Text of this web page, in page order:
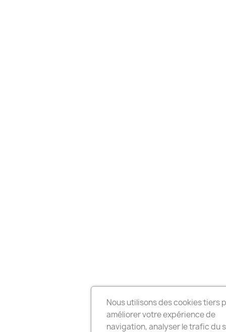
Nous utilisons des cookies tiers
améliorer votre expérience de
navigation, analyser le trafic du